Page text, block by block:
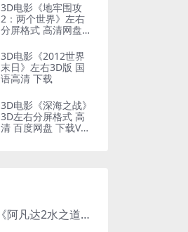
3D电影《地牢围攻
2：两个世界》左右
分屏格式 高清网盘
3D电影《2012世界
末日》左右3D版 国
语高清 下载
3D电影《深海之战》
3D左右分屏格式 高
清 百度网盘 下载VR
3D电影《阿凡达2水之道》3D左右格式 高清蓝光原盘 网盘下载 中文配音 4K3DVR电影